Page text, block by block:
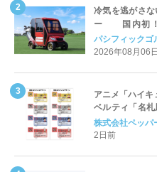
冷気を逃がさ
ー 国内初！
Cart（エアコ
パシフィックゴ
2026年08月06
アニメ「ハイキ
ベルティ「名
対応についての
株式会社ペッパ
2日前